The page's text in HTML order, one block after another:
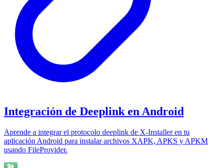
Integración de Deeplink en Android
Aprende a integrar el protocolo deeplink de X-Installer en tu
aplicación Android para instalar archivos XAPK, APKS y APKM
usando FileProvider.